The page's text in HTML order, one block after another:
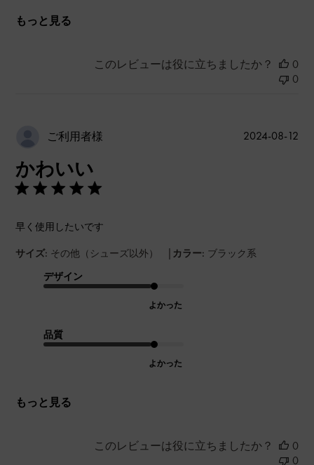
もっと見る
このレビューは役に立ちましたか？
0
0
ご利用者様
かわいい
早く使用したいです
サイズ: その他（シューズ以外） | カラー: ブラック系
デザイン
よかった
品質
よかった
もっと見る
公
2024-08-12
このレビューは役に立ちましたか？
0
0